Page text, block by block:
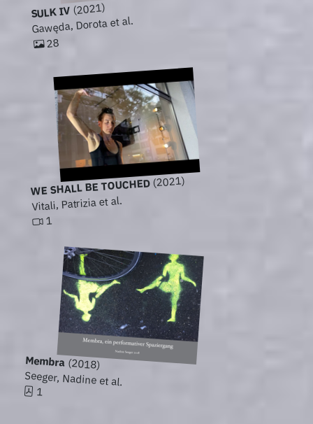
SULK IV(2021)
Gawęda, Dorota et al.
28
WE SHALL BE TOUCHED(2021)
Vitali, Patrizia et al.
1
Membra(2018)
Seeger, Nadine et al.
1